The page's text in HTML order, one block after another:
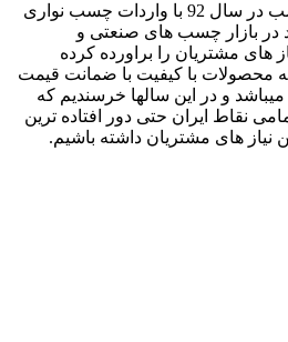
شروع کار فروشگاه آنی چسب در سال 92 با واردات چسب نواری
از سال 94 با ورود در بازار چسب های صنعتی و
های مشتریان را براورده کرده
محصولات با کیفیت با ضمانت قیمت
و در این سالها خرسندیم که
نقاط ایران حتی دور افتاده ترین
های مشتریان داشته باشیم.